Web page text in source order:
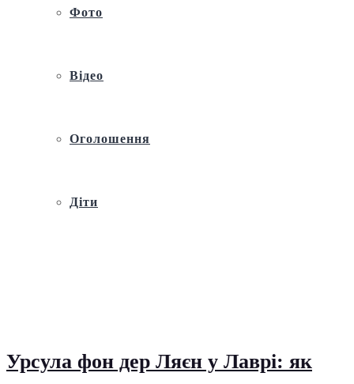
Фото
Відео
Оголошення
Діти
Урсула фон дер Ляєн у Лаврі: як